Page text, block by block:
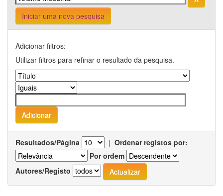
Iniciar uma nova pesquisa
Adicionar filtros:
Utilizar filtros para refinar o resultado da pesquisa.
Resultados/Página | Ordenar registos por:
Por ordem
Autores/Registo